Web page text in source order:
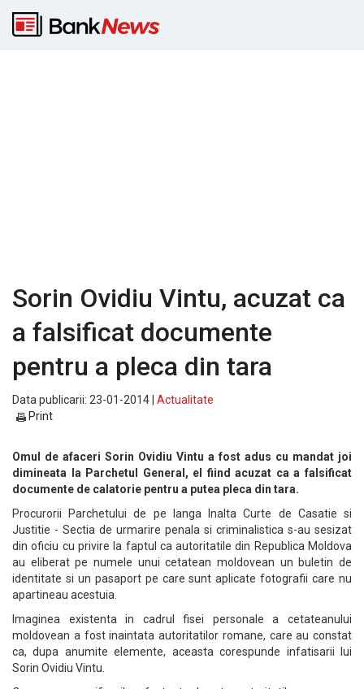
Sorin Ovidiu Vintu, acuzat ca
a falsificat documente
pentru a pleca din tara
Data publicarii: 23-01-2014 | Actualitate
Print
Omul de afaceri Sorin Ovidiu Vintu a fost adus cu mandat joi
dimineata la Parchetul General, el fiind acuzat ca a falsificat
documente de calatorie pentru a putea pleca din tara.
Procurorii Parchetului de pe langa Inalta Curte de Casatie si
Justitie - Sectia de urmarire penala si criminalistica s-au sesizat
din oficiu cu privire la faptul ca autoritatile din Republica Moldova
au eliberat pe numele unui cetatean moldovean un buletin de
identitate si un pasaport pe care sunt aplicate fotografii care nu
apartineau acestuia.
Imaginea existenta in cadrul fisei personale a cetateanului
moldovean a fost inaintata autoritatilor romane, care au constat
ca, dupa anumite elemente, aceasta corespunde infatisarii lui
Sorin Ovidiu Vintu.